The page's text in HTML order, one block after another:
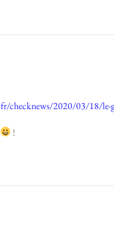
2020/03/18/le-
!